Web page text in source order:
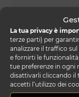
La tua privacy è
terze parti) per
analizzare il traffico
e fornirti le
tue preferenze in ogni
disattivarli cliccando il
accetti l’utilizzo dei